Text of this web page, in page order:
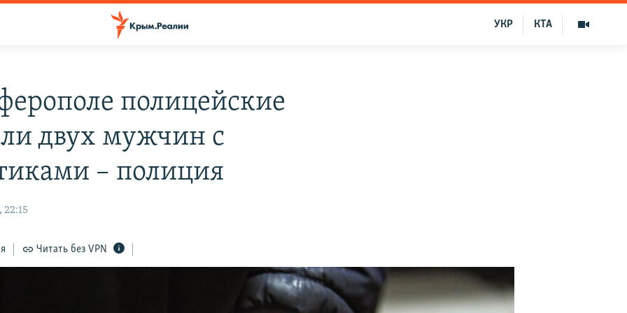
КТА
УКР
полицейские
двух мужчин с
– полиция
Читать без VPN